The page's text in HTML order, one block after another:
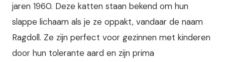
jaren 1960. Deze katten staan bekend om hun
slappe lichaam als je ze oppakt, vandaar de naam
Ragdoll. Ze zijn perfect voor gezinnen met kinderen
door hun tolerante aard en zijn prima